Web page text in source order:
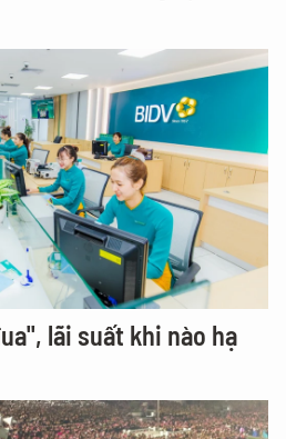
lãi suất khi nào hạ